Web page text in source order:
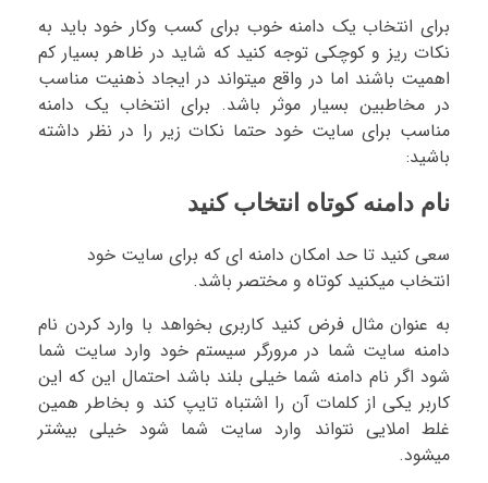
برای انتخاب یک دامنه خوب برای کسب وکار خود باید به
نکات ریز و کوچکی توجه کنید که شاید در ظاهر بسیار کم
اهمیت باشند اما در واقع میتواند در ایجاد ذهنیت مناسب
در مخاطبین بسیار موثر باشد. برای انتخاب یک دامنه
مناسب برای سایت خود حتما نکات زیر را در نظر داشته
باشید:
نام دامنه کوتاه انتخاب کنید
سعی کنید تا حد امکان دامنه ای که برای سایت خود
انتخاب میکنید کوتاه و مختصر باشد.
به عنوان مثال فرض کنید کاربری بخواهد با وارد کردن نام
دامنه سایت شما در مرورگر سیستم خود وارد سایت شما
شود اگر نام دامنه شما خیلی بلند باشد احتمال این که این
کاربر یکی از کلمات آن را اشتباه تایپ کند و بخاطر همین
غلط املایی نتواند وارد سایت شما شود خیلی بیشتر
میشود.